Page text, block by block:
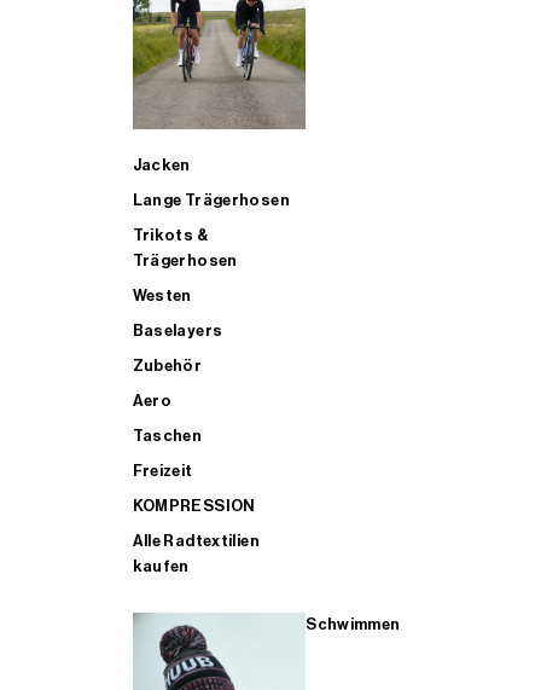
Jacken
Lange Trägerhosen
Trikots &
Trägerhosen
Westen
Baselayers
Zubehör
Aero
Taschen
Freizeit
KOMPRESSION
Alle Radtextilien
kaufen
Schwimmen
ALLE TRIATHLONARTIKEL FÜR MÄNNER KAUFEN